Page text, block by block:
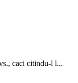
caci citindu-l l...